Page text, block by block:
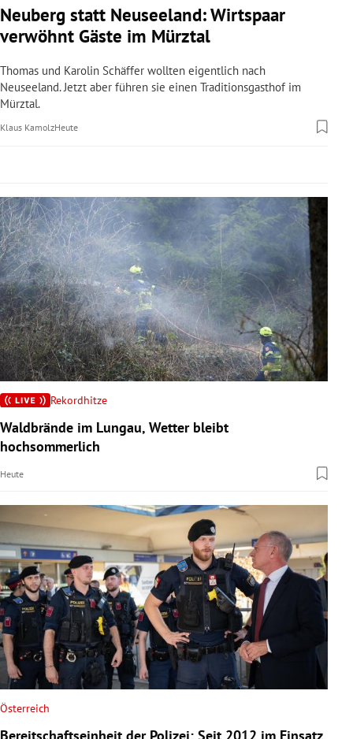
Untermenü
Untermenü
Untermenü
Untermenü
Untermenü
Untermenü
Untermenü
Untermenü
Neuberg statt Neuseeland: Wirtspaar
verwöhnt Gäste im Mürztal
Thomas und Karolin Schäffer wollten eigentlich nach
Neuseeland. Jetzt aber führen sie einen Traditionsgasthof im
Mürztal.
Klaus KamolzHeute
Rekordhitze
Waldbrände im Lungau, Wetter bleibt
hochsommerlich
Heute
Österreich